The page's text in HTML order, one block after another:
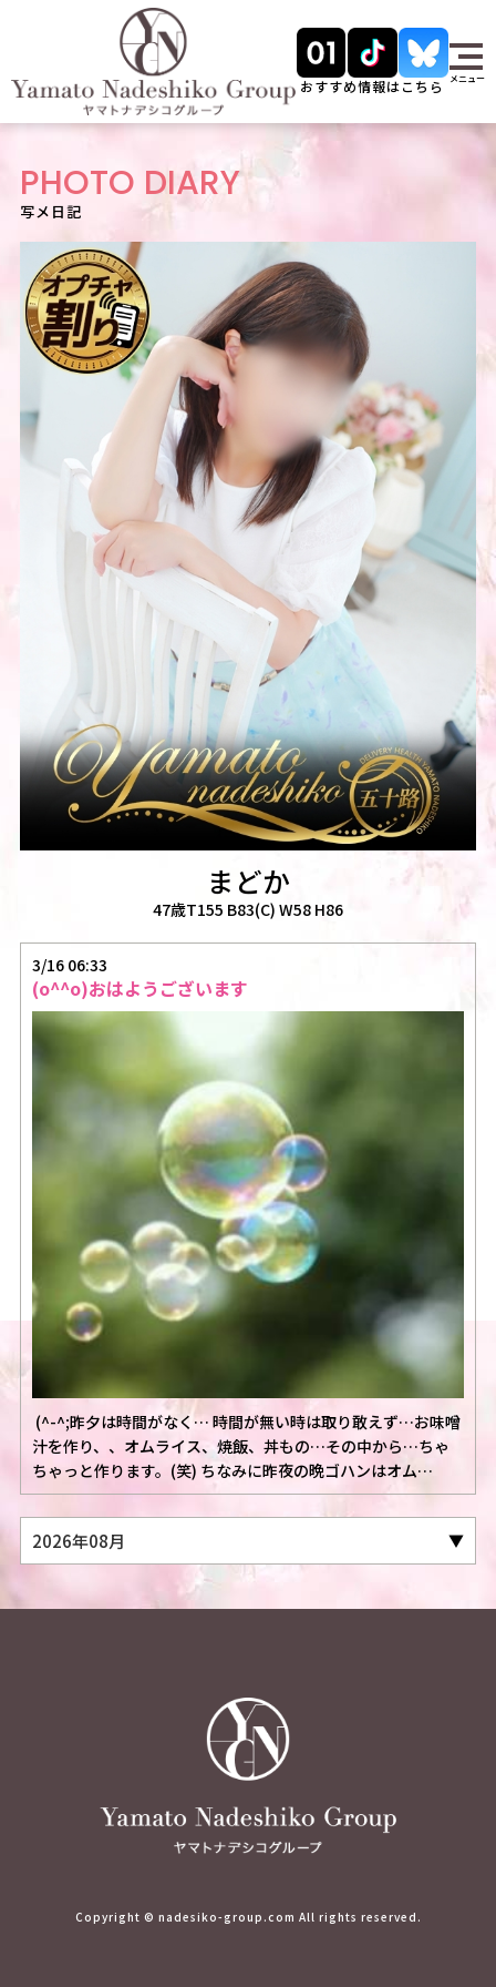
おすすめ情報はこちら メニュー
PHOTO DIARY
写メ日記
まどか
47歳T155 B83(C) W58 H86
3/16 06:33
(o^^o)おはようございます
汁を作り、、オムライス、焼飯、丼もの…その中から…ちゃ
ちゃっと作ります。(笑) ちなみに昨夜の晩ゴハンはオム…
Copyright © nadesiko-group.com All rights reserved.